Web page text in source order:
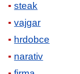
steak
vajgar
hrdobce
narativ